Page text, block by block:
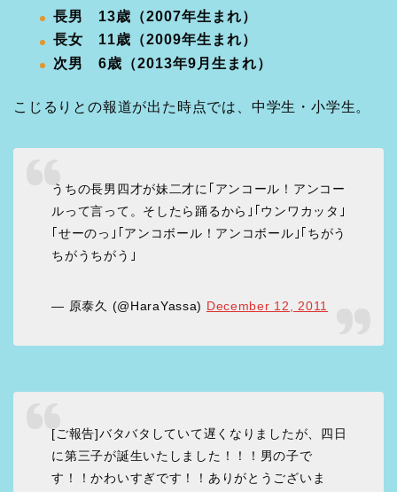
長男 13歳（2007年生まれ）
長女 11歳（2009年生まれ）
次男 6歳（2013年9月生まれ）
こじるりとの報道が出た時点では、中学生・小学生。
うちの長男四才が妹二才に｢アンコール！アンコー
ルって言って。そしたら踊るから｣｢ウンワカッタ｣
｢せーのっ｣｢アンコボール！アンコボール｣｢ちがう
ちがうちがう｣
— 原泰久 (@HaraYassa) December 12, 2011
[ご報告]バタバタしていて遅くなりましたが、四日
に第三子が誕生いたしました！！！男の子で
す！！かわいすぎです！！ありがとうございま